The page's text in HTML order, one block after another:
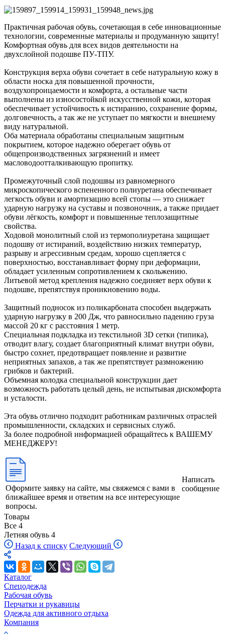
Практичная рабочая обувь, сочетающая в себе инновационные
технологии, современные материалы и продуманную защиту!
Комфортная обувь для всех видов деятельности на
двухслойной подошве ПУ-ТПУ.
Конструкция верха обуви сочетает в себе натуральную кожу в
области носка для повышенной прочности,
воздухопроицаемости и комфорта, а остальные части
выполнены из износостойкой искусcтвенной кожи, которая
обеспечивает устойчивость к истиранию, сохранение формы,
долговечность, а так же не уступает по мягкости и внешнему
виду натуральной.
Оба материала обработаны специальным защитным
покрытием, которое надежно оберегает обувь от
общепроизводственных загрязнений и имеет
масловодоотталкивающую пропитку.
Промежуточный слой подошвы из равномерного
микроскопического вспененного полиуретана обеспечивает
легкость обуви и амортизацию всей стопы — это снижает
ударную нагрузку на суставы и позвоночник, а также придает
обуви лёгкость, комфорт и повышенные теплозащитные
свойства.
Ходовой монолитный слой из термополиуретана защищает
подошву от истираний, воздействию низких температур,
разрыву и агрессивным средам, хорошо сцепляется с
поверхностью, восстанавливает форму при деформации,
обладает усиленным сопротивлением к скольжению.
Литьевой метод крепления надежно соединяет верх обуви к
подошве, препятствуя проникновению воды.
Защитный подносок из поликарбоната способен выдержать
ударную нагрузку в 200 Дж, что равносильно падению груза
массой 20 кг с расстояния 1 метр.
Специальная подкладка из текстильной 3D сетки (типика),
отводит влагу, создает благоприятный климат внутри обуви,
быстро сохнет, предотвращает появление и развитие
неприятных запахов, а так же препятствует размножению
грибков и бактерий.
Объемная колодка специальной конструкции дает
возможность работать целый день, не испытывая дискомфорта
и усталости.
Эта обувь отлично подходит работникам различных отраслей
промышленности, складских и сервисных служб.
За более подробной информацией обращайтесь к ВАШЕМУ
МЕНЕДЖЕРУ!
Оформите заявку на сайте, мы свяжемся с вами в
ближайшее время и ответим на все интересующие
вопросы.
Написать
сообщение
Товары
Все 4
Летняя обувь 4
Назад к списку Следующий
Каталог
Спецодежда
Рабочая обувь
Перчатки и рукавицы
Одежда для активного отдыха
Компания